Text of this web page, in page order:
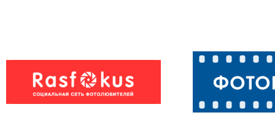
Черный дрозд Черный